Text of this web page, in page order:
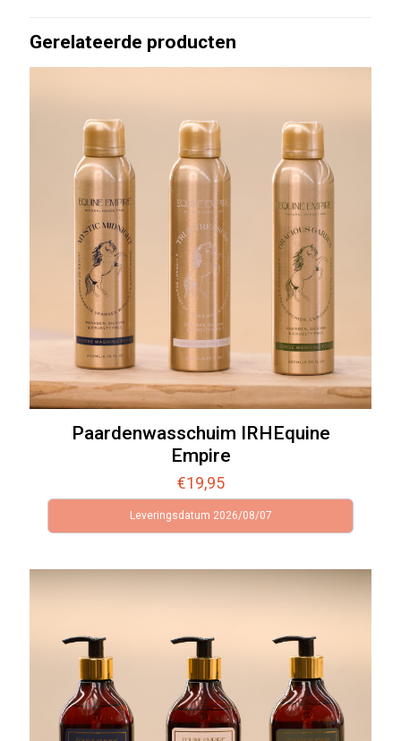
Gerelateerde producten
Paardenwasschuim IRHEquine
Empire
€19,95
Leveringsdatum 2026/08/07